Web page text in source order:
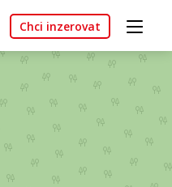
Chci inzerovat